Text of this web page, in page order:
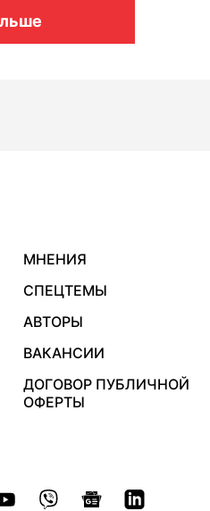
МНЕНИЯ
СПЕЦТЕМЫ
АВТОРЫ
ВАКАНСИИ
ДОГОВОР ПУБЛИЧНОЙ
ОФЕРТЫ